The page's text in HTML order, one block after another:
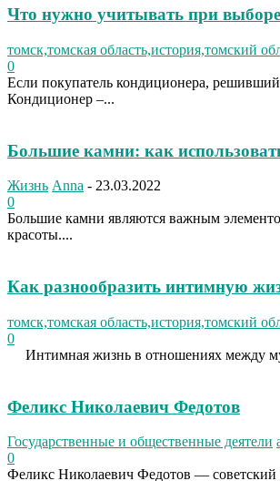
Что нужно учитывать при
томск,томская область,история,томский
0
Если покупатель кондиционера, решивший
Кондиционер –...
Большие камни: как
Жизнь Anna - 23.03.2022
0
Большие камни являются важным
красоты....
Как разнообразить интимную
томск,томская область,история,томский
0
Интимная жизнь в отношениях между
Феликс Николаевич Федотов
Государственные и общественные деятели
0
Феликс Николаевич Федотов — советский